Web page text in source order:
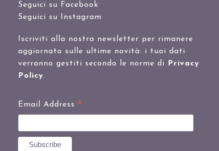
Seguici su Facebook
Seguici su Instagram
Iscriviti alla nostra newsletter per rimanere
aggiornato sulle ultime novità: i tuoi dati
verranno gestiti secondo le norme di
Privacy
Policy.
Email Address *